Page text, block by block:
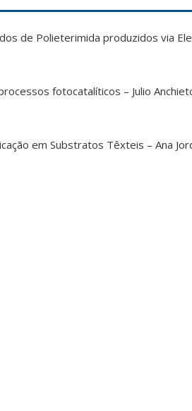
de Polieterimida produzidos via
fotocatalíticos – Julio
em Substratos Têxteis – Ana